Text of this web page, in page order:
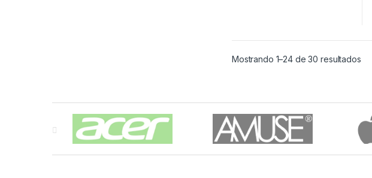
Mostrando 1–24 de 30 resultados
Carrusel de Marcas